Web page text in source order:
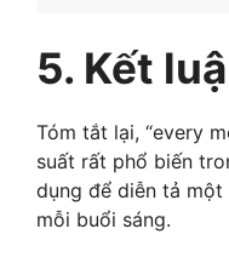
Early
khoảng thời gian
ta chọn “early
I read a
go to bed.
→Giải thích: Ở
nghĩa là việc
sáng. Dùng
động xảy ra
5. Kết
Tóm tắt lại, “every
suất rất phổ biến
dụng để diễn tả
mỗi buổi sáng.